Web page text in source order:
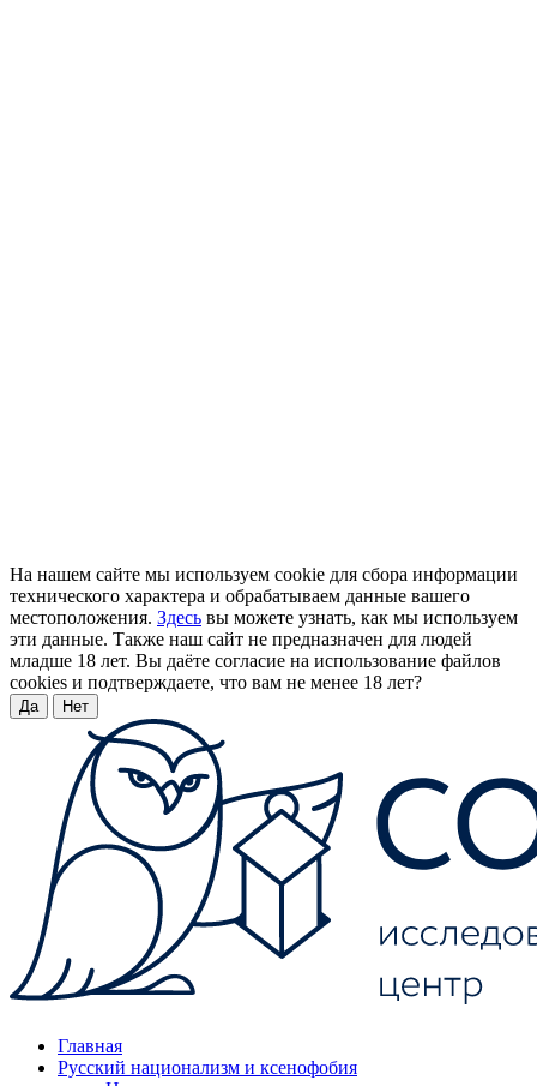
На нашем сайте мы используем cookie для сбора информации
технического характера и обрабатываем данные вашего
местоположения. Здесь вы можете узнать, как мы используем
эти данные. Также наш сайт не предназначен для людей
младше 18 лет. Вы даёте согласие на использование файлов
cookies и подтверждаете, что вам не менее 18 лет?
Да Нет
Главная
Русский национализм и ксенофобия